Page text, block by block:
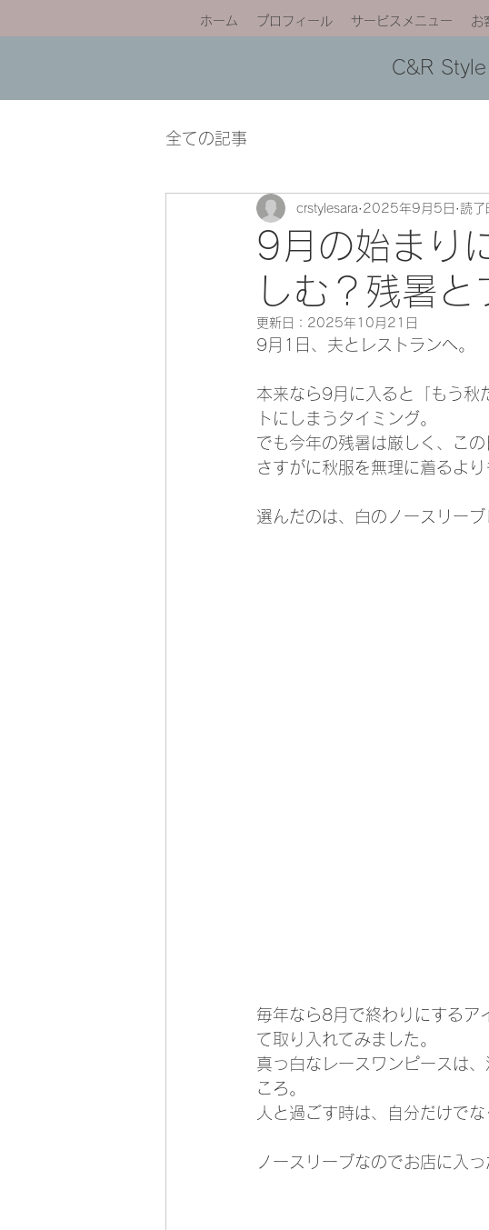
ホーム プロフィール サービスメニュー お
C&R
全ての記事
9月の始まり
しむ？残暑と
crstylesara 2025年9月5日 読了
更新日： 2025年10月21日
9月1日、夫とレストランへ。
本来なら9月に入ると「もう秋
トにしまうタイミング。
でも今年の残暑は厳しく、こ
さすがに秋服を無理に着るよ
選んだのは、白のノースリーブ
毎年なら8月で終わりにするア
て取り入れてみました。
真っ白なレースワンピースは
ころ。
人と過ごす時は、自分だけで
ノースリーブなのでお店に入